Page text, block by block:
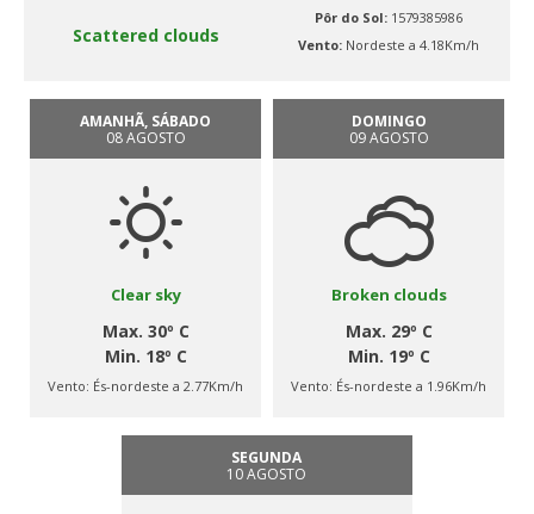
Scattered clouds
Pôr do Sol: 1579385986
Vento: Nordeste a 4.18Km/h
AMANHÃ, SÁBADO
08 AGOSTO
Clear sky
Max. 30º C
Min. 18º C
Vento: És-nordeste a 2.77Km/h
DOMINGO
09 AGOSTO
Broken clouds
Max. 29º C
Min. 19º C
Vento: És-nordeste a 1.96Km/h
SEGUNDA
10 AGOSTO